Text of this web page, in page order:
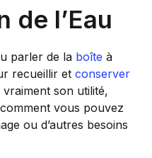
de l’Eau
parler de la boîte à
recueillir et conserver
vraiment son utilité,
vous pouvez
ou d’autres besoins